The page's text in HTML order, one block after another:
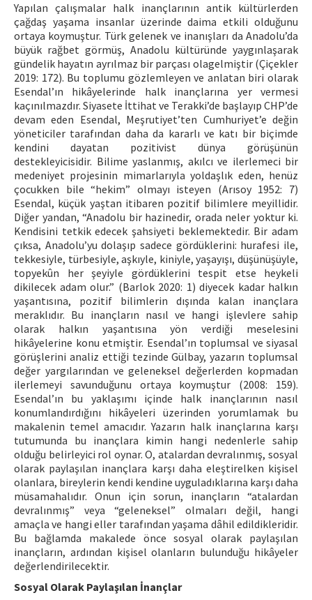
Yapılan çalışmalar halk inançlarının antik kültürlerden
çağdaş yaşama insanlar üzerinde daima etkili olduğunu
ortaya koymuştur. Türk gelenek ve inanışları da Anadolu’da
büyük rağbet görmüş, Anadolu kültüründe yaygınlaşarak
gündelik hayatın ayrılmaz bir parçası olagelmiştir (Çiçekler
2019: 172). Bu toplumu gözlemleyen ve anlatan biri olarak
Esendal’ın hikâyelerinde halk inançlarına yer vermesi
kaçınılmazdır. Siyasete İttihat ve Terakki’de başlayıp CHP’de
devam eden Esendal, Meşrutiyet’ten Cumhuriyet’e değin
yöneticiler tarafından daha da kararlı ve katı bir biçimde
kendini dayatan pozitivist dünya görüşünün
destekleyicisidir. Bilime yaslanmış, akılcı ve ilerlemeci bir
medeniyet projesinin mimarlarıyla yoldaşlık eden, henüz
çocukken bile “hekim” olmayı isteyen (Arısoy 1952: 7)
Esendal, küçük yaştan itibaren pozitif bilimlere meyillidir.
Diğer yandan, “Anadolu bir hazinedir, orada neler yoktur ki.
Kendisini tetkik edecek şahsiyeti beklemektedir. Bir adam
çıksa, Anadolu’yu dolaşıp sadece gördüklerini: hurafesi ile,
tekkesiyle, türbesiyle, aşkıyle, kiniyle, yaşayışı, düşünüşüyle,
topyekûn her şeyiyle gördüklerini tespit etse heykeli
dikilecek adam olur.” (Barlok 2020: 1) diyecek kadar halkın
yaşantısına, pozitif bilimlerin dışında kalan inançlara
meraklıdır. Bu inançların nasıl ve hangi işlevlere sahip
olarak halkın yaşantısına yön verdiği meselesini
hikâyelerine konu etmiştir. Esendal’ın toplumsal ve siyasal
görüşlerini analiz ettiği tezinde Gülbay, yazarın toplumsal
değer yargılarından ve geleneksel değerlerden kopmadan
ilerlemeyi savunduğunu ortaya koymuştur (2008: 159).
Esendal’ın bu yaklaşımı içinde halk inançlarının nasıl
konumlandırdığını hikâyeleri üzerinden yorumlamak bu
makalenin temel amacıdır. Yazarın halk inançlarına karşı
tutumunda bu inançlara kimin hangi nedenlerle sahip
olduğu belirleyici rol oynar. O, atalardan devralınmış, sosyal
olarak paylaşılan inançlara karşı daha eleştirelken kişisel
olanlara, bireylerin kendi kendine uyguladıklarına karşı daha
müsamahalıdır. Onun için sorun, inançların “atalardan
devralınmış” veya “geleneksel” olmaları değil, hangi
amaçla ve hangi eller tarafından yaşama dâhil edildikleridir.
Bu bağlamda makalede önce sosyal olarak paylaşılan
inançların, ardından kişisel olanların bulunduğu hikâyeler
değerlendirilecektir.
Sosyal Olarak Paylaşılan İnançlar